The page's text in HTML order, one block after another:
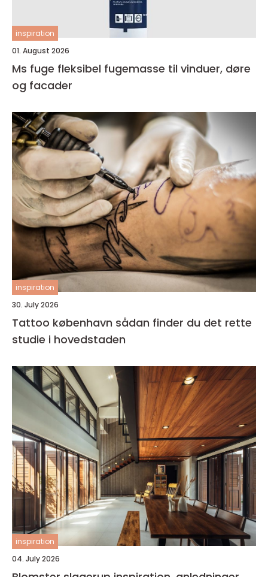
inspiration
01. August 2026
Ms fuge fleksibel fugemasse til vinduer, døre
og facader
inspiration
30. July 2026
Tattoo københavn sådan finder du det rette
studie i hovedstaden
inspiration
04. July 2026